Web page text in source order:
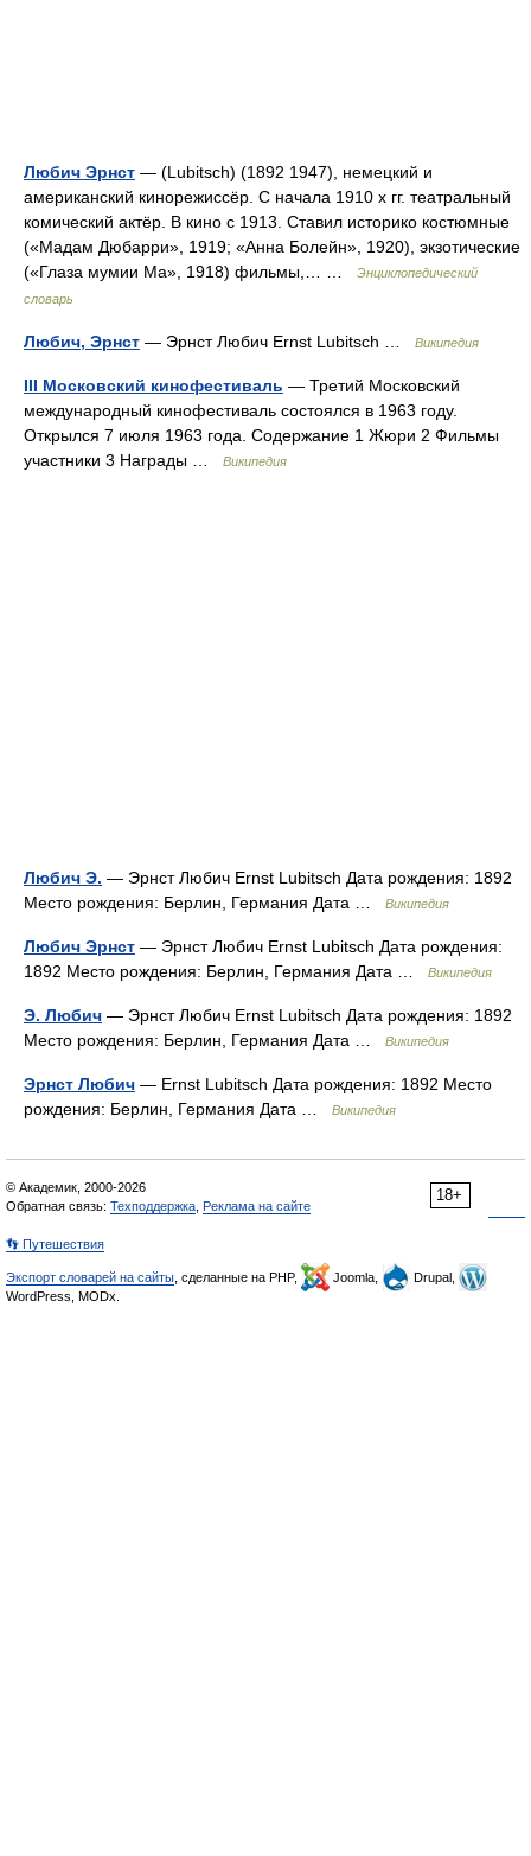
Любич Эрнст — (Lubitsch) (1892 1947), немецкий и
американский кинорежиссёр. С начала 1910 х гг. театральный
комический актёр. В кино с 1913. Ставил историко костюмные
(«Мадам Дюбарри», 1919; «Анна Болейн», 1920), экзотические
(«Глаза мумии Ма», 1918) фильмы,… …
Энциклопедический
словарь
Любич, Эрнст — Эрнст Любич Ernst Lubitsch … Википедия
III Московский кинофестиваль — Третий Московский
международный кинофестиваль состоялся в 1963 году.
Открылся 7 июля 1963 года. Содержание 1 Жюри 2 Фильмы
участники 3 Награды …
Википедия
Любич Э. — Эрнст Любич Ernst Lubitsch Дата рождения: 1892
Место рождения: Берлин, Германия Дата …
Википедия
Любич Эрнст — Эрнст Любич Ernst Lubitsch Дата рождения:
1892 Место рождения: Берлин, Германия Дата …
Википедия
Э. Любич — Эрнст Любич Ernst Lubitsch Дата рождения: 1892
Место рождения: Берлин, Германия Дата …
Википедия
Эрнст Любич — Ernst Lubitsch Дата рождения: 1892 Место
рождения: Берлин, Германия Дата …
Википедия
18+
© Академик, 2000-2026
Обратная связь: Техподдержка Реклама на сайте
👣 Путешествия
Экспорт словарей на сайты , сделанные на PHP, Joomla,
Drupal,
WordPress, MODx.